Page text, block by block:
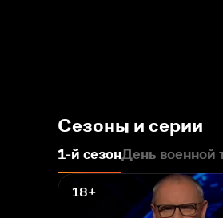
Сезоны и серии
1-й сезонДень
18+